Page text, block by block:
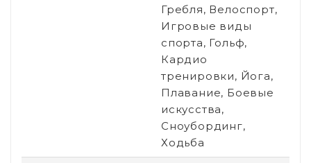
Гребля, Велоспорт,
Игровые виды
спорта, Гольф,
Кардио
тренировки, Йога,
Плавание, Боевые
искусства,
Сноубординг,
Ходьба